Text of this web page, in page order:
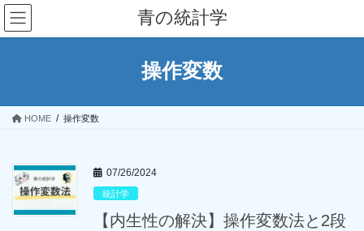
コ
ン
テ
ス
ナ
ビ
ゲ
ン
青の統計学
操作変数
HOME 操作変数
07/26/2024
統計学
【内生性の解決】操作変数法と2段